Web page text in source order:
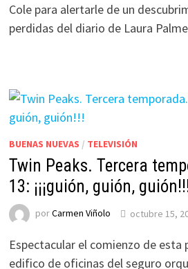
Cole para alertarle de un
perdidas del diario de Laura
BUENAS NUEVAS / TELEVISIÓN
Twin Peaks. Tercera
13: ¡¡¡guión, guión,
porCarmen Viñolo octubre 15,
Espectacular el comienzo de esta
edifico de oficinas del seguro